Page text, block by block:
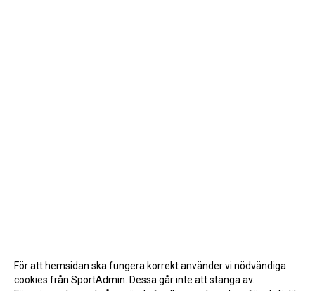
För att hemsidan ska fungera korrekt använder vi nödvändiga
cookies från SportAdmin. Dessa går inte att stänga av.